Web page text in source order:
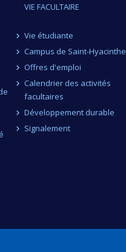
VIE FACULTAIRE
Vie étudiante
Campus de Saint-Hyacinthe
Offres d'emploi
Calendrier des activités
facultaires
Développement durable
Signalement